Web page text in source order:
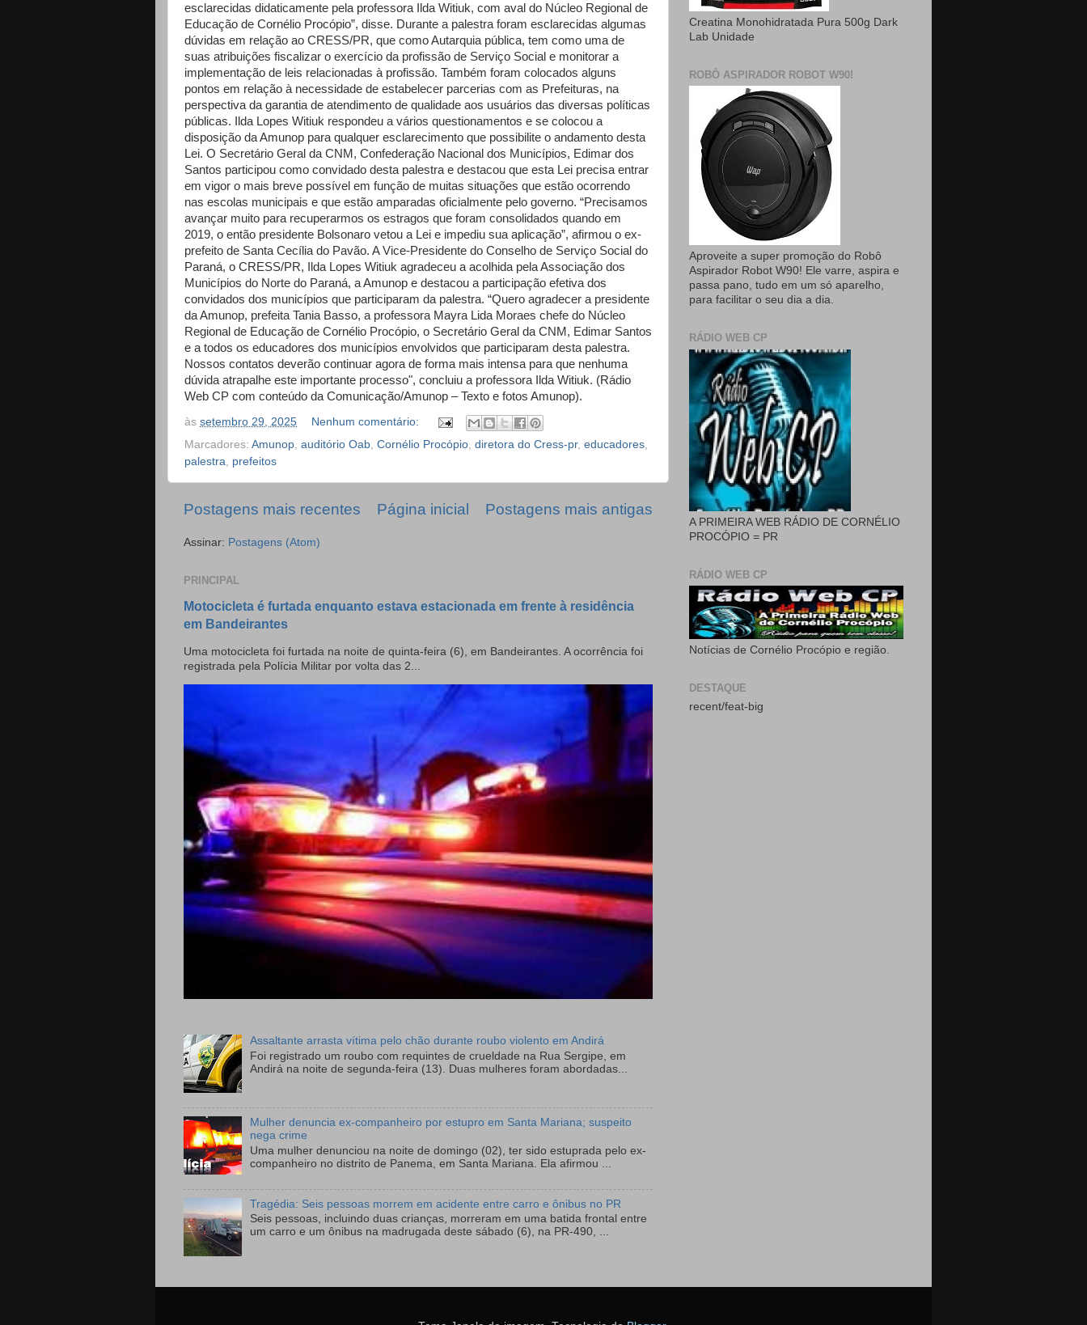
esclarecidas didaticamente pela professora Ilda Witiuk, com aval do Núcleo Regional de
Educação de Cornélio Procópio”, disse. Durante a palestra foram esclarecidas algumas
dúvidas em relação ao CRESS/PR, que como Autarquia pública, tem como uma de
suas atribuições fiscalizar o exercício da profissão de Serviço Social e monitorar a
implementação de leis relacionadas à profissão. Também foram colocados alguns
pontos em relação à necessidade de estabelecer parcerias com as Prefeituras, na
perspectiva da garantia de atendimento de qualidade aos usuários das diversas políticas
públicas. Ilda Lopes Witiuk respondeu a vários questionamentos e se colocou a
disposição da Amunop para qualquer esclarecimento que possibilite o andamento desta
Lei. O Secretário Geral da CNM, Confederação Nacional dos Municípios, Edimar dos
Santos participou como convidado desta palestra e destacou que esta Lei precisa entrar
em vigor o mais breve possível em função de muitas situações que estão ocorrendo
nas escolas municipais e que estão amparadas oficialmente pelo governo. “Precisamos
avançar muito para recuperarmos os estragos que foram consolidados quando em
2019, o então presidente Bolsonaro vetou a Lei e impediu sua aplicação”, afirmou o ex-
prefeito de Santa Cecília do Pavão. A Vice-Presidente do Conselho de Serviço Social do
Paraná, o CRESS/PR, Ilda Lopes Witiuk agradeceu a acolhida pela Associação dos
Municípios do Norte do Paraná, a Amunop e destacou a participação efetiva dos
convidados dos municípios que participaram da palestra. “Quero agradecer a presidente
da Amunop, prefeita Tania Basso, a professora Mayra Lida Moraes chefe do Núcleo
Regional de Educação de Cornélio Procópio, o Secretário Geral da CNM, Edimar Santos
e a todos os educadores dos municípios envolvidos que participaram desta palestra.
Nossos contatos deverão continuar agora de forma mais intensa para que nenhuma
dúvida atrapalhe este importante processo", concluiu a professora Ilda Witiuk. (Rádio
Web CP com conteúdo da Comunicação/Amunop – Texto e fotos Amunop).
às setembro 29, 2025
Nenhum comentário:
Marcadores: Amunop, auditório Oab, Cornélio Procópio, diretora do Cress-pr, educadores,
palestra, prefeitos
Postagens mais recentes Postagens mais antigas
Página inicial
Assinar: Postagens (Atom)
PRINCIPAL
Motocicleta é furtada enquanto estava estacionada em frente à residência
em Bandeirantes
Uma motocicleta foi furtada na noite de quinta-feira (6), em Bandeirantes. A ocorrência foi
registrada pela Polícia Militar por volta das 2...
Assaltante arrasta vítima pelo chão durante roubo violento em Andirá
Foi registrado um roubo com requintes de crueldade na Rua Sergipe, em
Andirá na noite de segunda-feira (13). Duas mulheres foram abordadas...
Mulher denuncia ex-companheiro por estupro em Santa Mariana; suspeito
nega crime
Uma mulher denunciou na noite de domingo (02), ter sido estuprada pelo ex-
companheiro no distrito de Panema, em Santa Mariana. Ela afirmou ...
Tragédia: Seis pessoas morrem em acidente entre carro e ônibus no PR
Seis pessoas, incluindo duas crianças, morreram em uma batida frontal entre
um carro e um ônibus na madrugada deste sábado (6), na PR-490, ...
Creatina Monohidratada Pura 500g Dark
Lab Unidade
ROBÔ ASPIRADOR ROBOT W90!
Aproveite a super promoção do Robô
Aspirador Robot W90! Ele varre, aspira e
passa pano, tudo em um só aparelho,
para facilitar o seu dia a dia.
RÁDIO WEB CP
A PRIMEIRA WEB RÁDIO DE CORNÉLIO
PROCÓPIO = PR
RÁDIO WEB CP
Notícias de Cornélio Procópio e região.
DESTAQUE
recent/feat-big